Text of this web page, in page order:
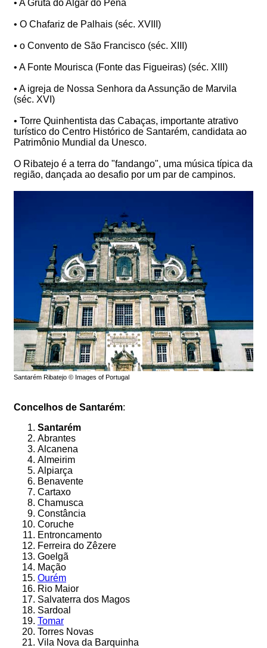
• A Gruta do Algar do Pena
• O Chafariz de Palhais (séc. XVIII)
• o Convento de São Francisco (séc. XIII)
• A Fonte Mourisca (Fonte das Figueiras) (séc. XIII)
• A igreja de Nossa Senhora da Assunção de Marvila
(séc. XVI)
• Torre Quinhentista das Cabaças, importante atrativo
turístico do Centro Histórico de Santarém, candidata ao
Patrimônio Mundial da Unesco.
O Ribatejo é a terra do "fandango", uma música típica da
região, dançada ao desafio por um par de campinos.
Santarém Ribatejo © Images of Portugal
Concelhos de Santarém:
Santarém
Abrantes
Alcanena
Almeirim
Alpiarça
Benavente
Cartaxo
Chamusca
Constância
Coruche
Entroncamento
Ferreira do Zêzere
Goelgã
Mação
Ourém
Rio Maior
Salvaterra dos Magos
Sardoal
Tomar
Torres Novas
Vila Nova da Barquinha